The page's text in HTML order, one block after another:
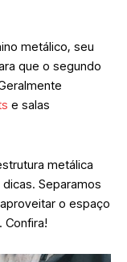
metálico, seu
que o segundo
e salas
metálica
Separamos
o espaço
Confira!